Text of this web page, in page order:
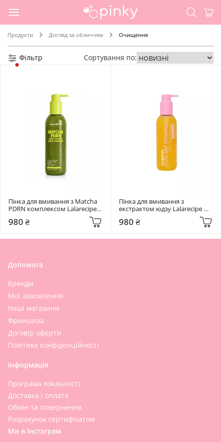
Продукти Догляд за обличчям Очищення
Фільтр Сортування по:
Пінка для вмивання з Matcha
PDRN комплексом Lalarecipe
Foaming Pack Cleanser
980 ₴
Пінка для вмивання з
екстрактом юдзу Lalarecipe
200 мл Yuzu Self Foaming 3in1
Cleanser
980 ₴
Допомога
Бренди
Мої замовлення
Наші магазини
Франшиза
Договір оферти
Політика конфіденційності
Інформація
Програма лояльності
Доставка і оплата
Обмін та повернення
Розрахунок сертифікатом
Ми в Інстаграм